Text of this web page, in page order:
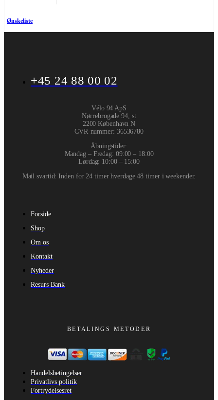
Ønskeliste
+45 24 88 00 02
Vélo 94 ApS
Nørrebrogade 94, st
2200 København N
CVR-nummer: 36536780
Åbningstider:
Mandag – Fredag: 09:00 – 18:00
Lørdag: 10:00 – 15:00
Mail svartid: Inden for 24 timer hverdage 48 timer i weekender.
Forside
Shop
Om os
Kontakt
Nyheder
Resurs Bank
BETALINGS METODER
Handelsbetingelser
Privatlivs politik
Fortrydelsesret